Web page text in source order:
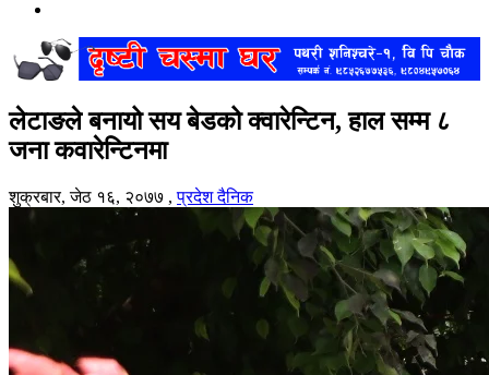
लेटाङले बनायो सय बेडको क्वारेन्टिन, हाल सम्म ८
जना कवारेन्टिनमा
शुक्रबार, जेठ १६, २०७७ ,प्रदेश दैनिक